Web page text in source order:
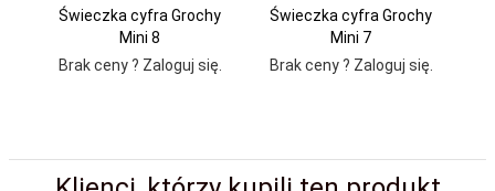
Świeczka cyfra Grochy
Mini 8
Brak ceny ? Zaloguj się.
Świeczka cyfra Grochy
Mini 7
Brak ceny ? Zaloguj się.